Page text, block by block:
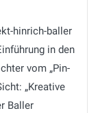
hinrich-baller
in den
vom „Pin-
„Kreative
Baller